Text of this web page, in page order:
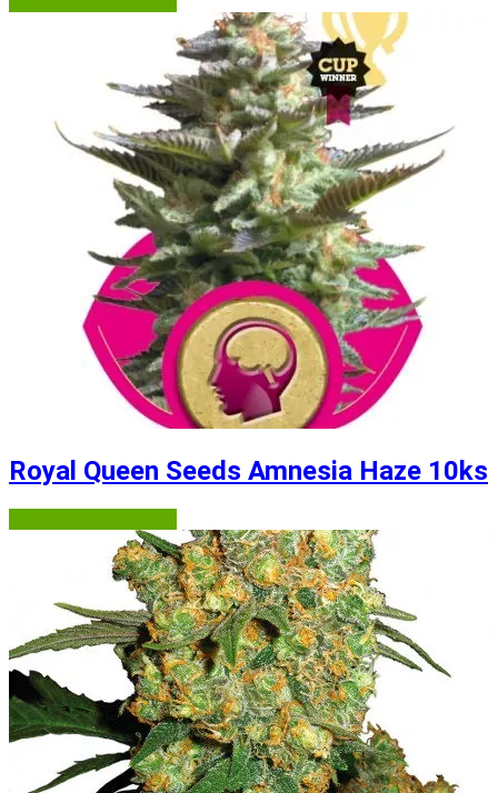
Royal Queen Seeds Amnesia Haze 10ks